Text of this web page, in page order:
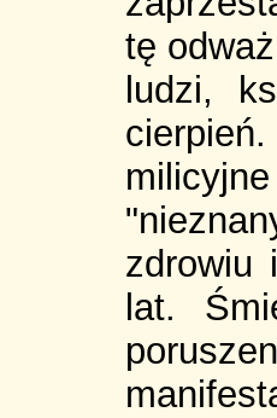
tę
ludzi,
zdrowiu
lat.